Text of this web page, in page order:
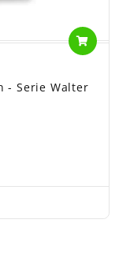
- Serie Walter